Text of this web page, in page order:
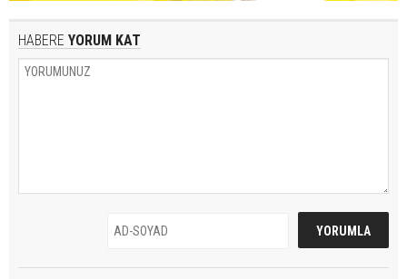
HABERE YORUM KAT